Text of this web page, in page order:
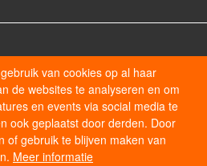
van cookies op al haar
de websites te analyseren en om
en events via social media te
ook geplaatst door derden. Door
of gebruik te blijven maken van
Meer informatie